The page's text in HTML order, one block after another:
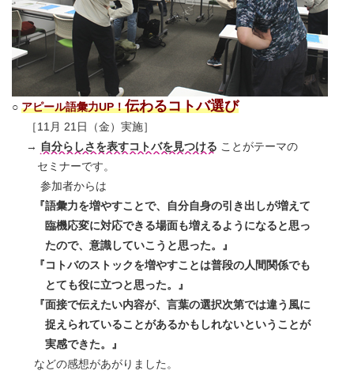
○ アピール語彙力UP！伝わるコトバ選び
［11月 21日（金）実施］
→ 自分らしさを表すコトバを見つける ことがテーマの
セミナーです。
参加者からは
『語彙力を増やすことで、自分自身の引き出しが増えて
臨機応変に対応できる場面も増えるようになると思っ
たので、意識していこうと思った。』
『コトバのストックを増やすことは普段の人間関係でも
とても役に立つと思った。』
『面接で伝えたい内容が、言葉の選択次第では違う風に
捉えられていることがあるかもしれないということが
実感できた。』
などの感想があがりました。